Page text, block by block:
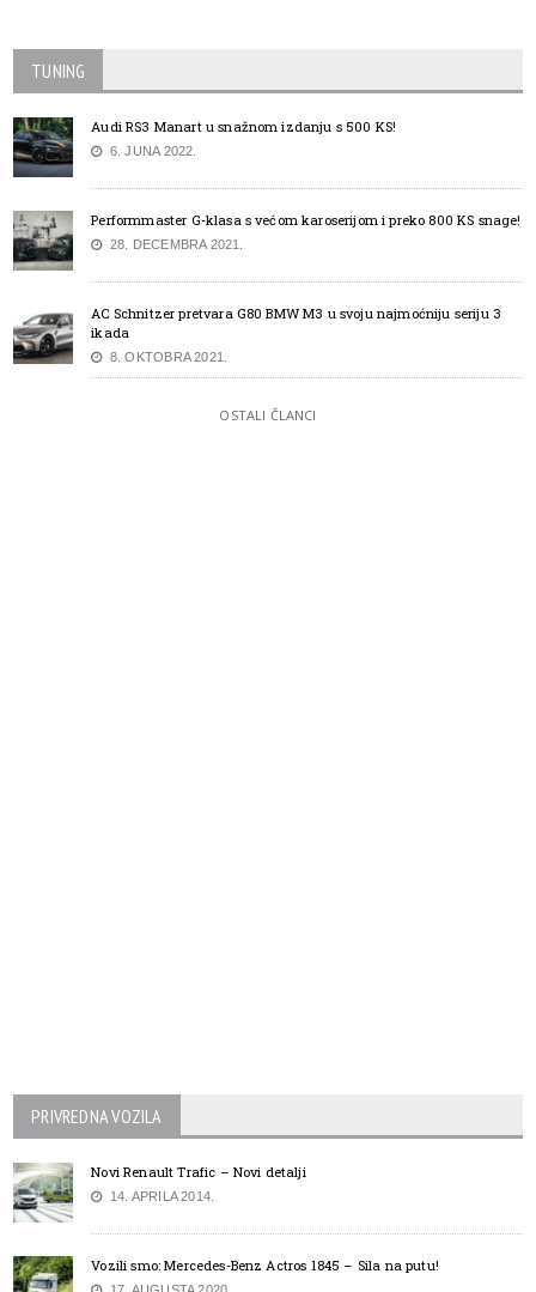
TUNING
Audi RS3 Manart u snažnom izdanju s 500 KS!
6. JUNA 2022.
Performmaster G-klasa s većom karoserijom i preko 800 KS snage!
28. DECEMBRA 2021.
AC Schnitzer pretvara G80 BMW M3 u svoju najmoćniju seriju 3
ikada
8. OKTOBRA 2021.
OSTALI ČLANCI
PRIVREDNA VOZILA
Novi Renault Trafic – Novi detalji
14. APRILA 2014.
Vozili smo: Mercedes-Benz Actros 1845 – Sila na putu!